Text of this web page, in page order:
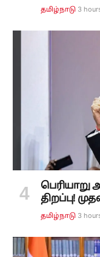
தமிழ்நாடு 3
திறப்பு!
தமிழ்நாடு 3